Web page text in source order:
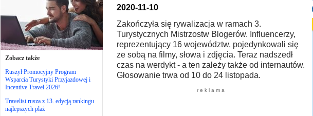
Zobacz także
Ruszył Promocyjny Program
Wsparcia Turystyki Przyjazdowej i
Incentive Travel 2026!
Travelist rusza z 13. edycją rankingu
najlepszych plaż
2020-11-10
Zakończyła się rywalizacja w ramach 3.
Turystycznych Mistrzostw Blogerów. Influencerzy,
reprezentujący 16 województw, pojedynkowali się
ze sobą na filmy, słowa i zdjęcia. Teraz nadszedł
czas na werdykt - a ten zależy także od internautów.
Głosowanie trwa od 10 do 24 listopada.
r e k l a m a